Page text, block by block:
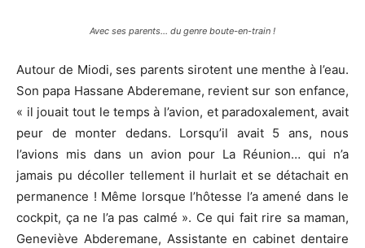
Avec ses parents… du genre boute-en-train !
Autour de Miodi, ses parents sirotent une menthe à l’eau.
Son papa Hassane Abderemane, revient sur son enfance,
« il jouait tout le temps à l’avion, et paradoxalement, avait
peur de monter dedans. Lorsqu’il avait 5 ans, nous
l’avions mis dans un avion pour La Réunion… qui n’a
jamais pu décoller tellement il hurlait et se détachait en
permanence ! Même lorsque l’hôtesse l’a amené dans le
cockpit, ça ne l’a pas calmé ». Ce qui fait rire sa maman,
Geneviève Abderemane, Assistante en cabinet dentaire